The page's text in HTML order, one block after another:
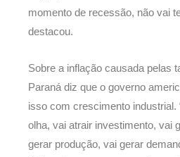
momento de recessão, não vai
destacou.
Sobre a inflação causada pelas
Paraná diz que o governo
isso com crescimento industrial.
olha, vai atrair investimento, vai
gerar produção, vai gerar